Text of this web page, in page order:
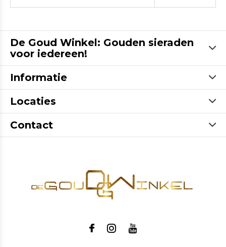
De Goud Winkel: Gouden sieraden
voor iedereen!
Informatie
Locaties
Contact